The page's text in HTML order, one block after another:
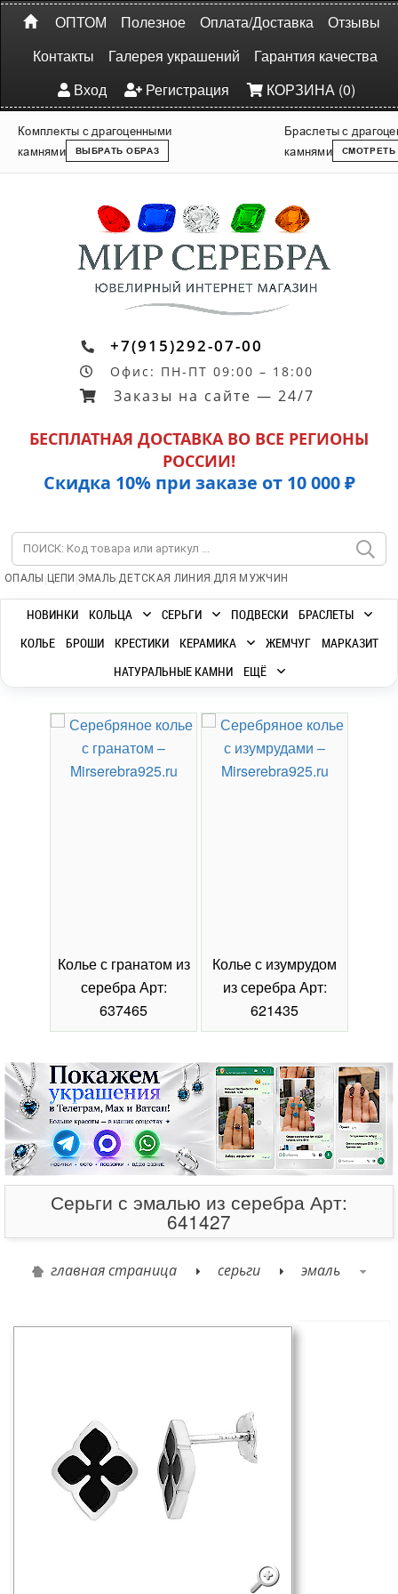
ОПТОМ Полезное Оплата/Доставка
Отзывы
Контакты
Галерея украшений
Гарантия качества
Вход
Регистрация КОРЗИНА (0)
Комплекты с драгоценными
камнями
ВЫБРАТЬ ОБРАЗ
Браслеты с
камнями
СМОТРЕТЬ
+7(915)292-07-00
Офис: ПН-ПТ 09:00 – 18:00
Заказы на сайте — 24/7
БЕСПЛАТНАЯ ДОСТАВКА ВО ВСЕ РЕГИОНЫ
РОССИИ!
Скидка 10% при заказе от 10 000 ₽
ОПАЛЫ | ЦЕПИ |ЭМАЛЬ|ДЕТСКАЯ ЛИНИЯ |ДЛЯ МУЖЧИН
НОВИНКИ КОЛЬЦА СЕРЬГИ ПОДВЕСКИ
БРАСЛЕТЫ
КОЛЬЕ
БРОШИ КРЕСТИКИ КЕРАМИКА ЖЕМЧУГ
МАРКАЗИТ
НАТУРАЛЬНЫЕ КАМНИ
ЕЩЁ
Колье с гранатом из
серебра Арт:
637465
Колье с изумрудом
из серебра Арт:
621435
Серьги с эмалью из серебра Арт:
641427
главная страница серьги эмаль